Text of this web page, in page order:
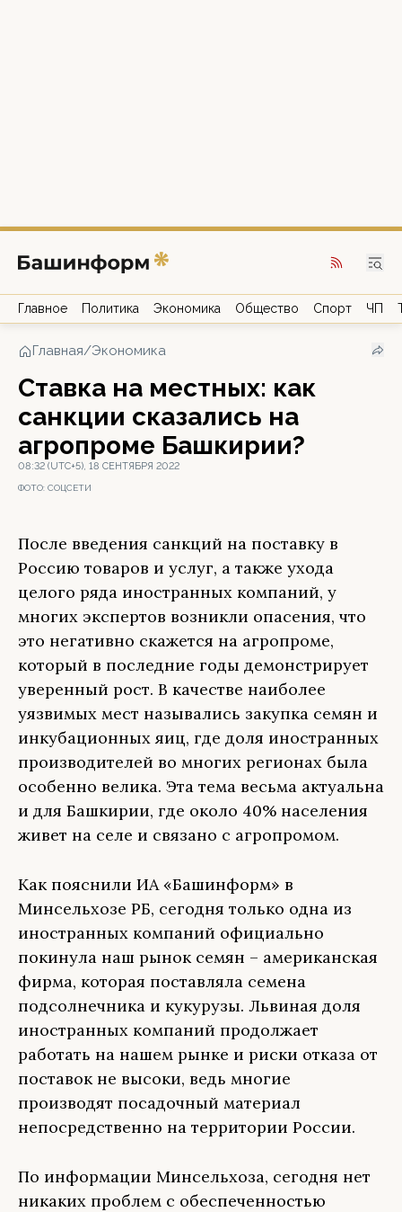
Главное Политика Экономика Общество Спорт ЧП
Главная/Экономика
Ставка на местных: как
санкции сказались на
агропроме Башкирии?
08:32 (UTC+5), 18 СЕНТЯБРЯ 2022
ФОТО: СОЦСЕТИ
После введения санкций на поставку в
Россию товаров и услуг, а также ухода
целого ряда иностранных компаний, у
многих экспертов возникли опасения, что
это негативно скажется на агропроме,
который в последние годы демонстрирует
уверенный рост. В качестве наиболее
уязвимых мест назывались закупка семян и
инкубационных яиц, где доля иностранных
производителей во многих регионах была
особенно велика. Эта тема весьма актуальна
и для Башкирии, где около 40% населения
живет на селе и связано с агропромом.
Как пояснили ИА «Башинформ» в
Минсельхозе РБ, сегодня только одна из
иностранных компаний официально
покинула наш рынок семян – американская
фирма, которая поставляла семена
подсолнечника и кукурузы. Львиная доля
иностранных компаний продолжает
работать на нашем рынке и риски отказа от
поставок не высоки, ведь многие
производят посадочный материал
непосредственно на территории России.
По информации Минсельхоза, сегодня нет
никаких проблем с обеспеченностью